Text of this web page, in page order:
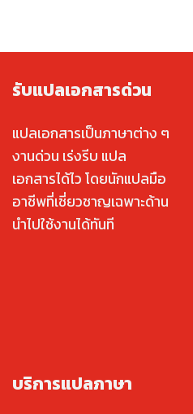
รับแปลเอกสารด่วน
แปลเอกสารเป็นภาษาต่าง ๆ
งานด่วน เร่งรีบ แปล
เอกสารได้ไว โดยนักแปลมือ
อาชีพที่เชี่ยวชาญเฉพาะด้าน
นำไปใช้งานได้ทันที
บริการแปลภาษา